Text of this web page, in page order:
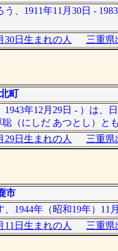
、1911年11月30日 -
30日生まれの人 三重県
町
年12月29日 - ）は、
（にしだ あつとし）と
29日生まれの人 三重県
市
1944年（昭和19年）11
11日生まれの人 三重県